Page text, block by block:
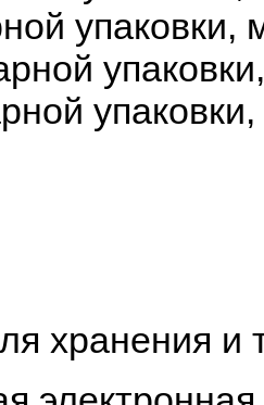
упаковки,
хранения и